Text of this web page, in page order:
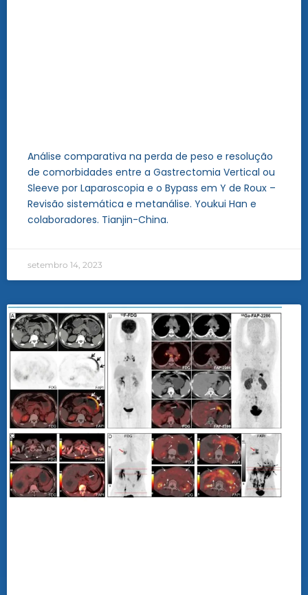
Análise comparativa na perda de peso e resolução
de comorbidades entre a Gastrectomia Vertical ou
Sleeve por Laparoscopia e o Bypass em Y de Roux –
Revisão sistemática e metanálise. Youkui Han e
colaboradores. Tianjin-China.
setembro 14, 2023